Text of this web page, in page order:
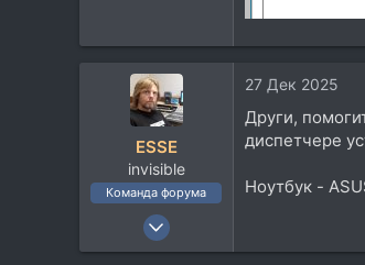
ESSE
invisible
Команда форума
23 Сен 2006
9.093
27 Дек 2025
Други,
диспетчере
Ноутбук -